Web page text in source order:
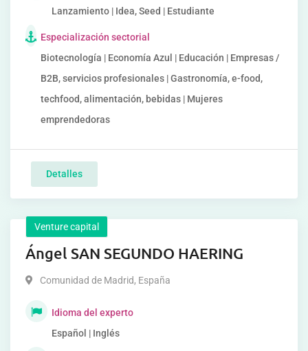
Lanzamiento | Idea, Seed | Estudiante
Especialización sectorial
Biotecnología | Economía Azul | Educación | Empresas /
B2B, servicios profesionales | Gastronomía, e-food,
techfood, alimentación, bebidas | Mujeres
emprendedoras
Detalles
Venture capital
Ángel SAN SEGUNDO HAERING
Comunidad de Madrid, España
Idioma del experto
Español | Inglés